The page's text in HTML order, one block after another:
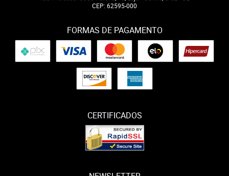
CEP: 62595-000
FORMAS DE PAGAMENTO
CERTIFICADOS